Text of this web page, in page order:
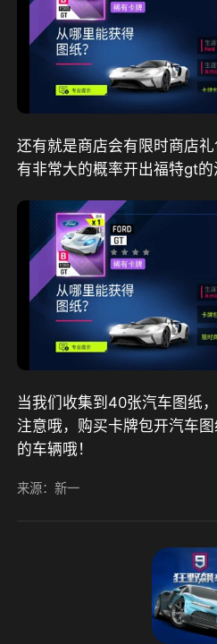
还有就是商店会有限时商店
有非常大的概率开出福特gt的
当我们收集到40张汽车图纸
注意哦，购买卡牌包开汽车
的车辆哦！
来源：新一